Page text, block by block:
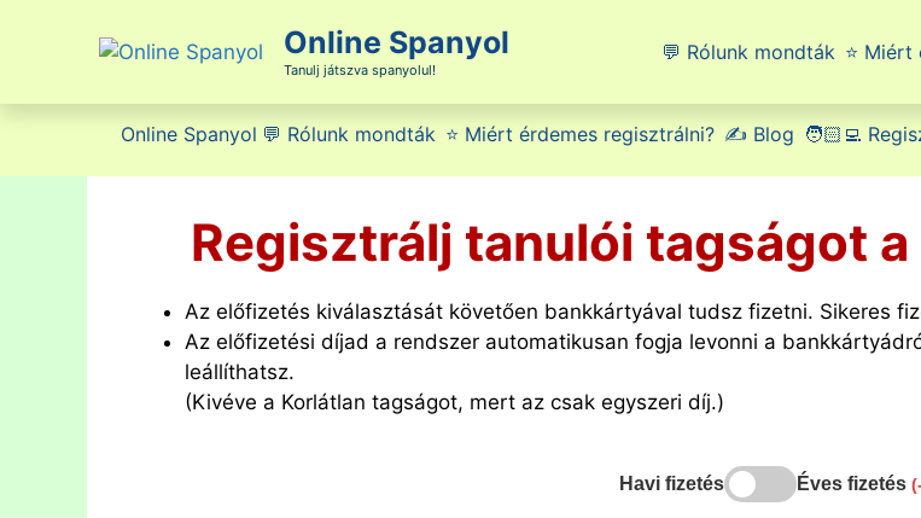
Online Spanyol
Tanulj játszva spanyolul!
💬 Rólunk mondták ⭐
Online Spanyol 💬 Rólunk mondták ⭐ Miért érdemes regisztrálni? ✍️ Blog 🧑🏻‍💻
Regisztrálj tanulói tagságot
Az előfizetés kiválasztását követően bankkártyával tudsz fizetni. Sikeres
Az előfizetési díjad a rendszer automatikusan fogja levonni a
leállíthatsz.
(Kivéve a Korlátlan tagságot, mert az csak egyszeri díj.)
Havi fizetés Éves fizetés